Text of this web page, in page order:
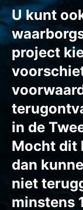
U kunt
project
in de
Mocht dit
dan
niet
minstens